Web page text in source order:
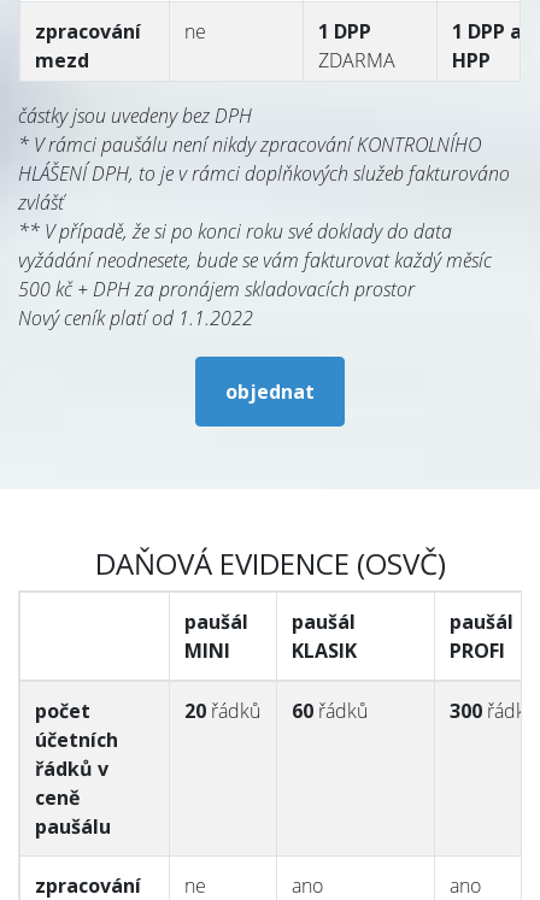
od
od
od
zpracování
mezd
ne
1 DPP
ZDARMA
1 DPP a 1
HPP
zastoupení
před úřady
ne ne 1hodina
ZDARMA
odborná
konzultace
ne 1hodina
ZDARMA
ZDARMA
správa
ne
manažerské
podklady
ne ne
nad rámec
paušálu
neplátce
DPH / plátce
DPH
25Kč /
30Kč
20Kč
/25Kč
15Kč /
částky jsou uvedeny bez DPH
* V rámci paušálu není nikdy zpracování KONTROLNÍHO
HLÁŠENÍ DPH, to je v rámci doplňkových služeb fakturováno
zvlášť
** V případě, že si po konci roku své doklady do data
vyžádání neodnesete, bude se vám fakturovat každý měsíc
500 kč + DPH za pronájem skladovacích prostor
Nový ceník platí od 1.1.2022
objednat
DAŇOVÁ EVIDENCE (OSVČ)
paušál
MINI
paušál
KLASIK
paušál
PROFI
počet
účetních
řádků v
ceně
paušálu
20 řádků 60 řádků 300 řádků
zpracování
ne ano ano